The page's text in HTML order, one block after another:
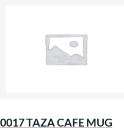
0017 TAZA CAFE MUG